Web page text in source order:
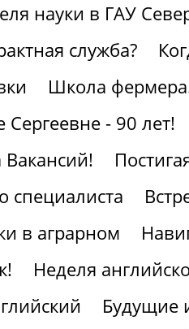
науки в ГАУ
служба?
Школа
- 90 лет!
специалиста
в аграрном
Неделя
Будущие